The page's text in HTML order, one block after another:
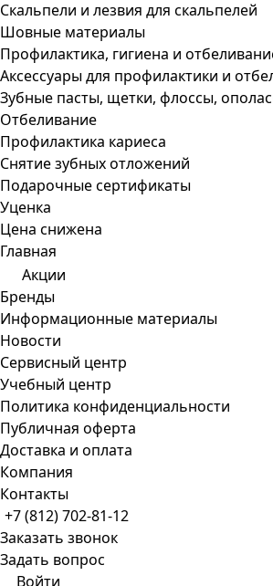
Скальпели и лезвия для скальпелей
Шовные материалы
Профилактика, гигиена и
Аксессуары для профилактики и
Зубные пасты, щетки, флоссы,
Отбеливание
Профилактика кариеса
Снятие зубных отложений
Подарочные сертификаты
Уценка
Цена снижена
Главная
Акции
Бренды
Информационные материалы
Новости
Сервисный центр
Учебный центр
Политика конфиденциальности
Публичная оферта
Доставка и оплата
Компания
Контакты
+7 (812) 702-81-12
Заказать звонок
Задать вопрос
Войти